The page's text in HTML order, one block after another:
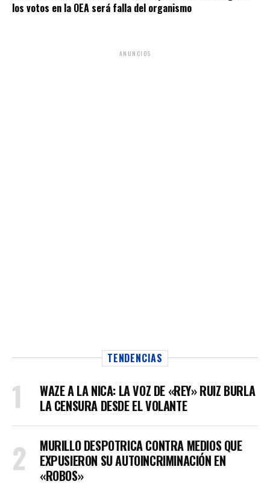
los votos en la OEA será falla del organismo
ANUNCIOS
TENDENCIAS
WAZE A LA NICA: LA VOZ DE «REY» RUIZ BURLA
LA CENSURA DESDE EL VOLANTE
MURILLO DESPOTRICA CONTRA MEDIOS QUE
EXPUSIERON SU AUTOINCRIMINACIÓN EN
«ROBOS»